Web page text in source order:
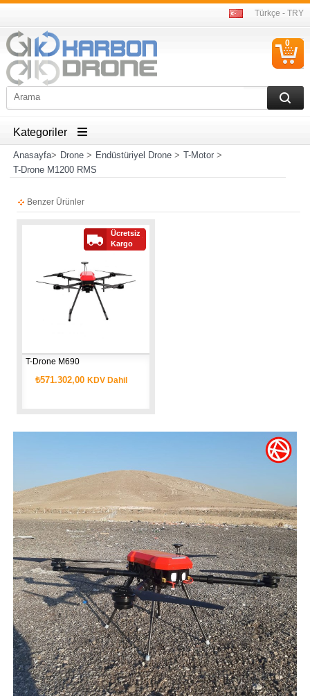
Türkçe - TRY
0
Kategoriler
Anasayfa> Drone> Endüstüriyel Drone> T-Motor>
T-Drone M1200 RMS
Benzer Ürünler
T-Drone M690
₺571.302,00KDV Dahil
Ücretsiz
Kargo